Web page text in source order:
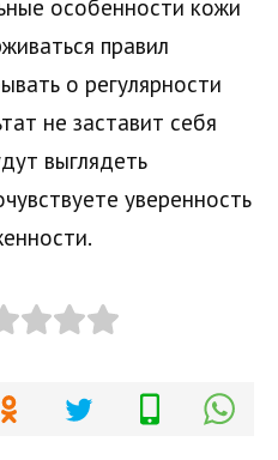
особенности кожи
правил
о регулярности
не заставит себя
выглядеть
уверенность